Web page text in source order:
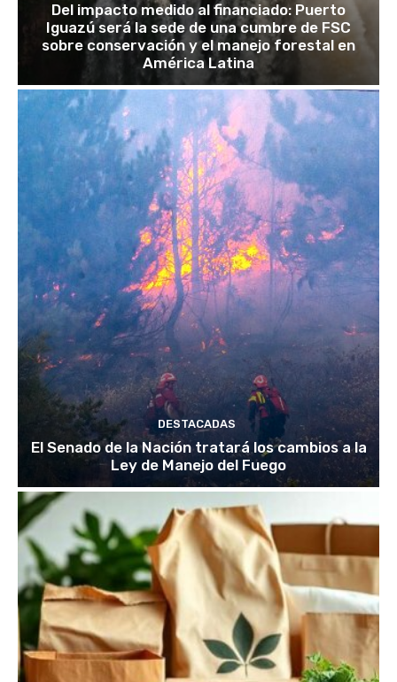
Del impacto medido al financiado: Puerto
Iguazú será la sede de una cumbre de FSC
sobre conservación y el manejo forestal en
América Latina
DESTACADAS
El Senado de la Nación tratará los cambios a la
Ley de Manejo del Fuego